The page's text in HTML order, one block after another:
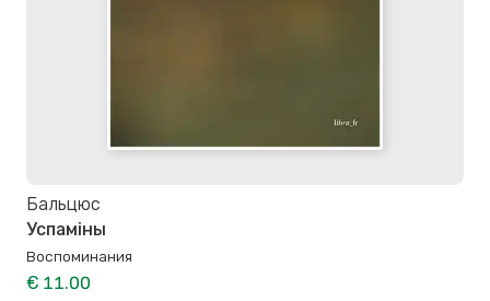
Бальцюс
Успаміны
Воспоминания
€ 11.00